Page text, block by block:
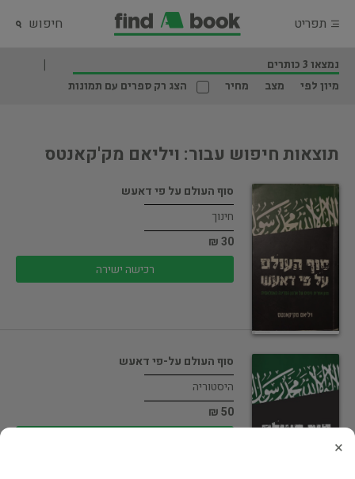
תפריט חיפוש
נמצאו 3 כותרים
מיון לפי
מצב מחיר הצג רק ספרים עם תמונות
תוצאות חיפוש עבור: ויליאם מק'קאנטס
סוף העולם על פי דאעש
חינוך
30 ₪
רכישה ישירה
סוף העולם על-פי דאעש
היסטוריה
50 ₪
×